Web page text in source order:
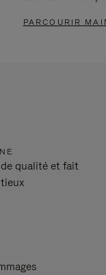
PARCOURIR
qualité et fait